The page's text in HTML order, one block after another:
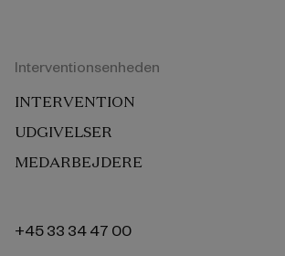
Interventionsenheden
INTERVENTION
UDGIVELSER
MEDARBEJDERE
+45 33 34 47 00